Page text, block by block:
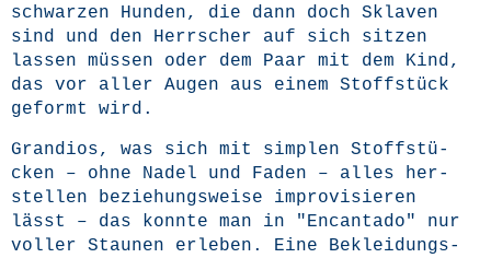
schwar­zen Hun­den, die dann doch Skla­ven
sind und den Herr­scher auf sich sit­zen
las­sen müs­sen oder dem Paar mit dem Kind,
das vor aller Augen aus einem Stoff­stück
geformt wird.
Gran­di­os, was sich mit simp­len Stoff­stü­
cken – ohne Nadel und Faden – alles her­
stel­len bezie­hungs­wei­se impro­vi­sie­ren
lässt – das konn­te man in "Encan­ta­do" nur
vol­ler Stau­nen erle­ben. Eine Beklei­dungs­